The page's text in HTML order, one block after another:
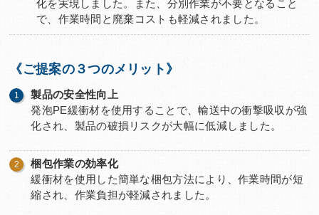
化を実現しました。また、分別作業が不要となること
で、作業時間と廃棄コストも軽減されました。
《ご提案の３つのメリット》
製品の安全性向上
発泡PE緩衝材を使用することで、輸送中の衝撃吸収が強
化され、製品の破損リスクが大幅に低減しました。
梱包作業の効率化
緩衝材を使用した簡単な梱包方法により、作業時間が短
縮され、作業負担が軽減されました。